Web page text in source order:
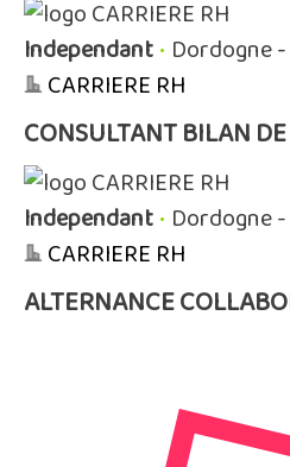
Independant• Dordogne -
CARRIERE RH
CONSULTANT BILAN
Independant• Dordogne -
CARRIERE RH
ALTERNANCE